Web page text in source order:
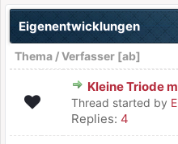
Eigenentwicklungen
Thema /Verfasser [ab]
Kleine Triode
Thread started by
Replies: 4